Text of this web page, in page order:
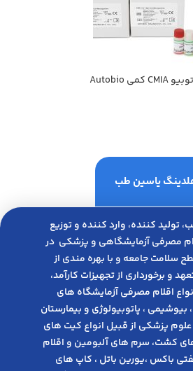
یاسین طب
تولید کننده، وارد کننده و توزیع
مصرفی آزمایشگاهی و پزشکی در
ﺳﻼﻣﺖ ﺟﺎﻣﻌﻪ و ﺑﺎ ﺑﻬﺮه ﻣﻨﺪی از
و ﺑﺮﺧﻮرداری از ﺗﺠﻬﯿﺰات ﮐﺎرآﻣﺪ،
اﻗﻼم مصرفی آزﻣﺎﯾﺸﮕﺎه های
، پاتوبیولوژی و بیمارستان
پزشکی از قبیل انواع کیت های
کشت، سرم های آلبومین و اقلام
باکس ،یورین باتل ، کاپ های